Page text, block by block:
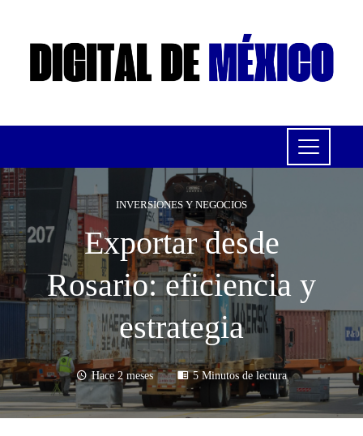
INVERSIONES Y NEGOCIOS
Exportar desde
Rosario: eficiencia y
estrategia
Hace 2 meses 5 Minutos de lectura